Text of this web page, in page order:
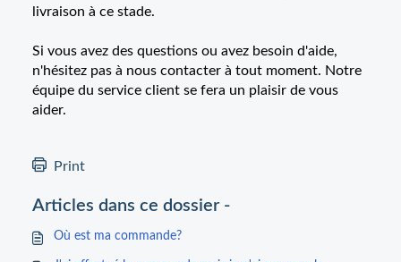
livraison à ce stade.
Si vous avez des questions ou avez besoin d'aide,
n'hésitez pas à nous contacter à tout moment. Notre
équipe du service client se fera un plaisir de vous
aider.
Print
Articles dans ce dossier -
Où est ma commande?